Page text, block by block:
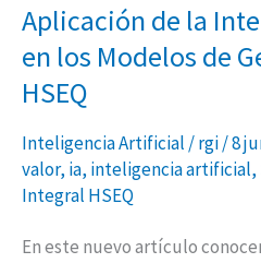
Aplicación de la
en los Modelos de
HSEQ
Inteligencia Artificial /rgi/8
valor, ia, inteligencia artificial,
Integral HSEQ
En este nuevo artículo
HSEQ